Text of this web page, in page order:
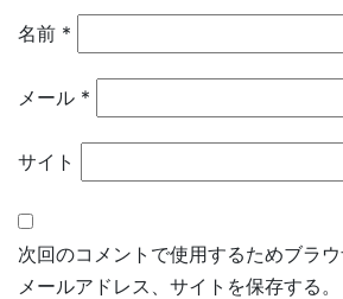
名前 *
メール *
サイト
次回のコメントで使用するためブラウ
メールアドレス、サイトを保存する。